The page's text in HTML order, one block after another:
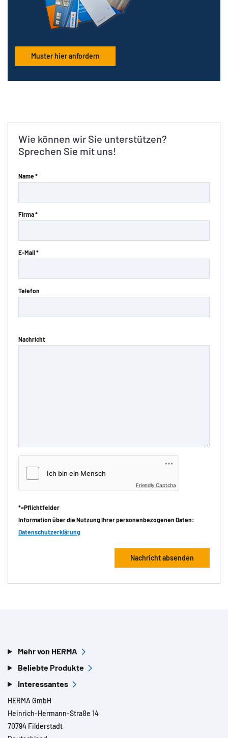
Muster hier anfordern
Wie können wir Sie unterstützen?
Sprechen Sie mit uns!
Name *
Firma *
E-Mail *
Telefon
Nachricht
Friendly Captcha
*=Pflichtfelder
Information über die Nutzung Ihrer personenbezogenen Daten:
Datenschutzerklärung
Mehr von HERMA
Beliebte Produkte
Interessantes
HERMA GmbH
Heinrich-Hermann-Straße 14
70794 Filderstadt